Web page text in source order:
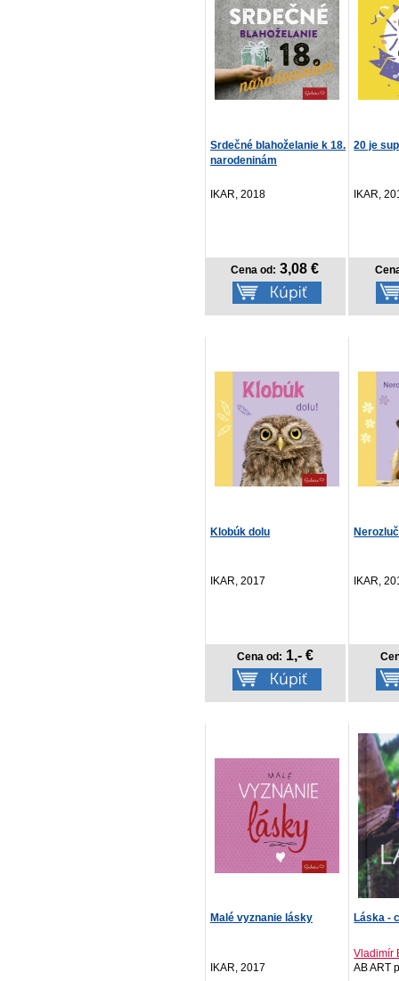
Srdečné blahoželanie k 18.
narodeninám
IKAR, 2018
Cena od: 3,08 €
20 je
IKAR,
Klobúk dolu
IKAR, 2017
Cena od: 1,- €
IKAR,
Malé vyznanie lásky
IKAR, 2017
Láska -
Vladimír
AB ART